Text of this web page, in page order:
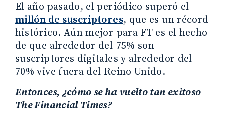
El año pasado, el periódico superó el
millón de suscriptores, que es un récord
histórico. Aún mejor para FT es el hecho
de que alrededor del 75% son
suscriptores digitales y alrededor del
70% vive fuera del Reino Unido.
Entonces, ¿cómo se ha vuelto tan exitoso
The Financial Times?